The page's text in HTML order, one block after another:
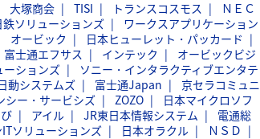
大塚商会 TISI トランスコスモス
ＮＥＣ
鉄ソリューションズ
ワークスアプリケーション
オービック
日本ヒューレット・パッカード
富士通エフサス インテック
オービックビジ
ーションズ
ソニー・インタラクティブエンタテ
動システムズ 富士通Japan
京セラコミュニ
シー・サービシズ ZOZO
日本マイクロソフ
アイル JR東日本情報システム
電通総
ソリューションズ 日本オラクル
ＮＳＤ